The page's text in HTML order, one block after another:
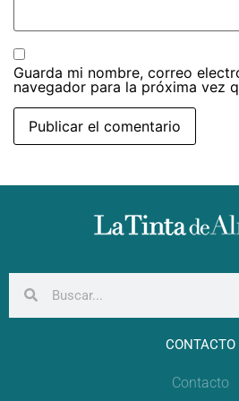
Guarda mi nombre, correo
navegador para la próxima vez
CONTACTO
Contacto